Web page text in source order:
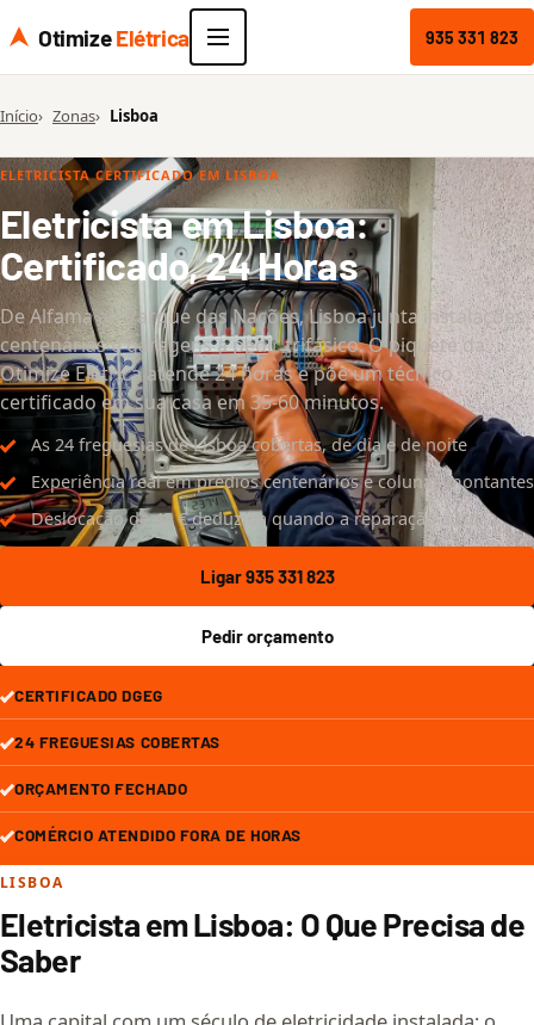
OtimizeElétrica 935 331 823
Início Zonas Lisboa
ELETRICISTA CERTIFICADO EM LISBOA
Eletricista em Lisboa:
Certificado, 24 Horas
De Alfama ao Parque das Nações, Lisboa junta instalações
centenárias e garagens a pedir trifásico. O piquete da
Otimize Elétrica atende 24 horas e põe um técnico
certificado em sua casa em 35-60 minutos.
As 24 freguesias de Lisboa cobertas, de dia e de noite
Experiência real em prédios centenários e colunas montantes
Deslocação de 45 € deduzida quando a reparação avança
Ligar 935 331 823
Pedir orçamento
CERTIFICADO DGEG
24 FREGUESIAS COBERTAS
ORÇAMENTO FECHADO
COMÉRCIO ATENDIDO FORA DE HORAS
LISBOA
Eletricista em Lisboa: O Que Precisa de
Saber